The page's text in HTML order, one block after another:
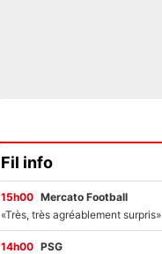
Fil info
15h00 Mercato Football
14h00 PSG